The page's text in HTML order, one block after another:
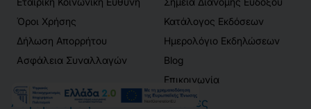
Όροι Χρήσης
Δήλωση Απορρήτου
Ασφάλεια Συναλλαγών
Κατάλογος Εκδόσεων
Ημερολόγιο Εκδηλώσεων
Blog
Επικοινωνία
Λογαριασμός Πελάτες